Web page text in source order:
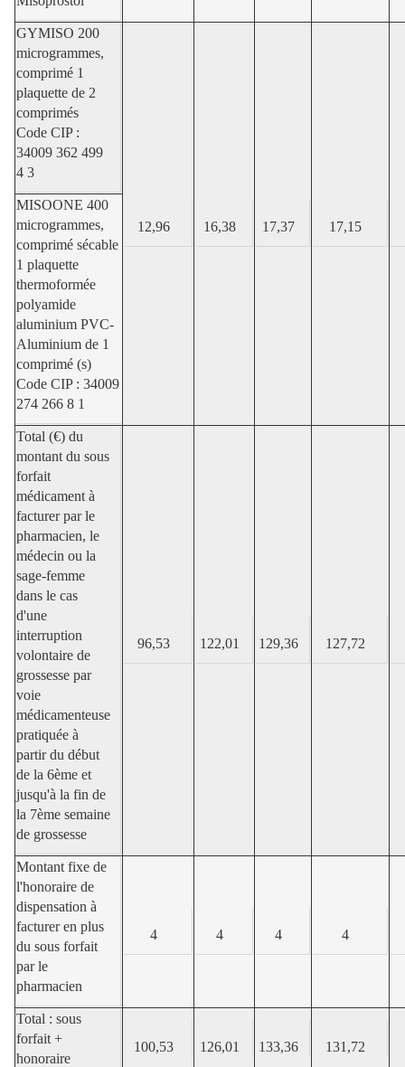
GYMISO 200
microgrammes,
comprimé 1
plaquette de 2
comprimés
Code CIP :
34009 362 499
4 3
12,96 16,38 17,37 17,15
MISOONE 400
microgrammes,
comprimé sécable
1 plaquette
thermoformée
polyamide
aluminium PVC-
Aluminium de 1
comprimé (s)
Code CIP : 34009
274 266 8 1
Total (€) du
montant du sous
forfait
médicament à
facturer par le
pharmacien, le
médecin ou la
sage-femme
dans le cas
d'une
interruption
volontaire de
grossesse par
voie
médicamenteuse
pratiquée à
partir du début
de la 6ème et
jusqu'à la fin de
la 7ème semaine
de grossesse
96,53 122,01 129,36 127,72
Montant fixe de
l'honoraire de
dispensation à
facturer en plus
du sous forfait
par le
pharmacien
4 4 4 4
Total : sous
forfait +
honoraire
100,53 126,01 133,36 131,72